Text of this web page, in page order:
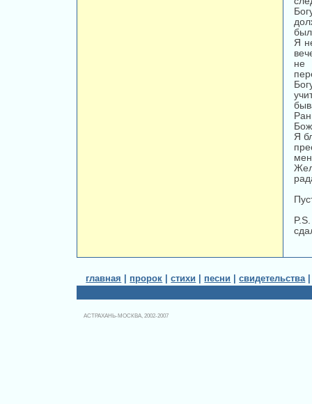
Я
не
Я
главная пророк |стихи песни |свидетельства
АСТРАХАНЬ-МОСКВА, 2002-2007